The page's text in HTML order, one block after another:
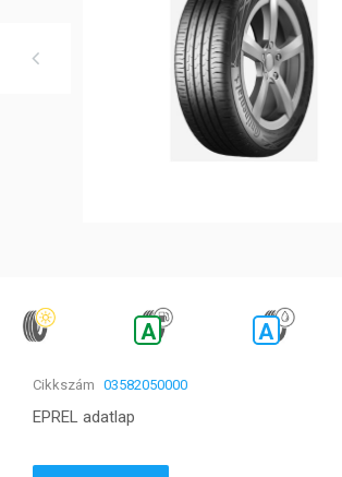
A A
Cikkszám 03582050000
EPREL adatlap